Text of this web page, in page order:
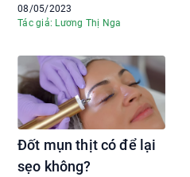
08/05/2023
Tác giả: Lương Thị Nga
Đốt mụn thịt có để lại
sẹo không?